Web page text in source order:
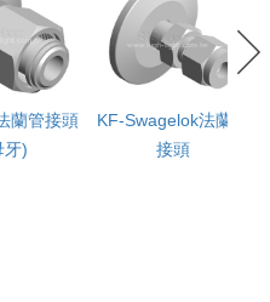
蘭管接頭
牙)
KF-Swagelok法蘭管
接頭